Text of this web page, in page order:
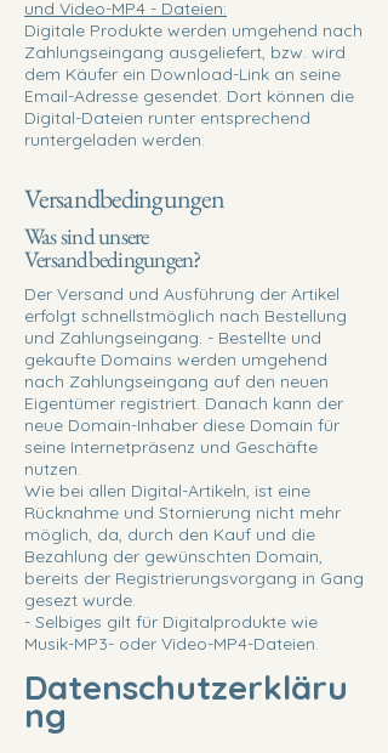
und Video-MP4 - Dateien:
Digitale Produkte werden umgehend nach
Zahlungseingang ausgeliefert, bzw. wird
dem Käufer ein Download-Link an seine
Email-Adresse gesendet. Dort können die
Digital-Dateien runter entsprechend
runtergeladen werden.
Versandbedingungen
Was sind unsere
Versandbedingungen?
Der Versand und Ausführung der Artikel
erfolgt schnellstmöglich nach Bestellung
und Zahlungseingang. - Bestellte und
gekaufte Domains werden umgehend
nach Zahlungseingang auf den neuen
Eigentümer registriert. Danach kann der
neue Domain-Inhaber diese Domain für
seine Internetpräsenz und Geschäfte
nutzen.
Wie bei allen Digital-Artikeln, ist eine
Rücknahme und Stornierung nicht mehr
möglich, da, durch den Kauf und die
Bezahlung der gewünschten Domain,
bereits der Registrierungsvorgang in Gang
gesezt wurde.
- Selbiges gilt für Digitalprodukte wie
Musik-MP3- oder Video-MP4-Dateien.
Datenschutzerkläru
ng